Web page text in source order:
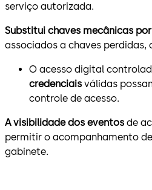
serviço autorizada.
Substitui chaves mecânicas
associados a chaves
O acesso digital
credenciais válidas
controle de acesso.
A visibilidade dos eventos de
permitir o acompanhamento
gabinete.